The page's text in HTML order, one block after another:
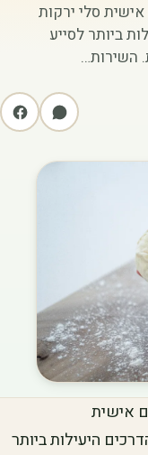
סלי ירקות
ביותר לסייע
השירות…
אישית
היעילות ביותר